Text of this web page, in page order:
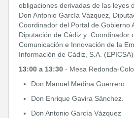
obligaciones derivadas de las leyes
Don Antonio García Vázquez,
Coordinador del Portal de Gobierno
Diputación de Cádiz y Coordinador
Comunicación e Innovación de la
Información de Cádiz, S.A. (EPICSA).
13:00 a 13:30 - Mesa Redonda-
Don Manuel Medina Guerrero.
Don Enrique Gavira Sánchez.
Don Antonio García Vázquez